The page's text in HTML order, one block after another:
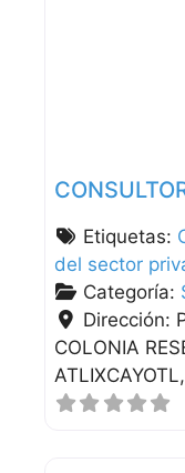
Etiquetas:
del sector
Categoría:
Dirección:
COLONIA
ATLIXCAYOTL